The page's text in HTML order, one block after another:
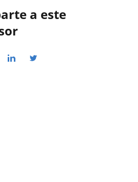
a este